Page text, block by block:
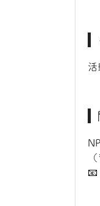
活
📧